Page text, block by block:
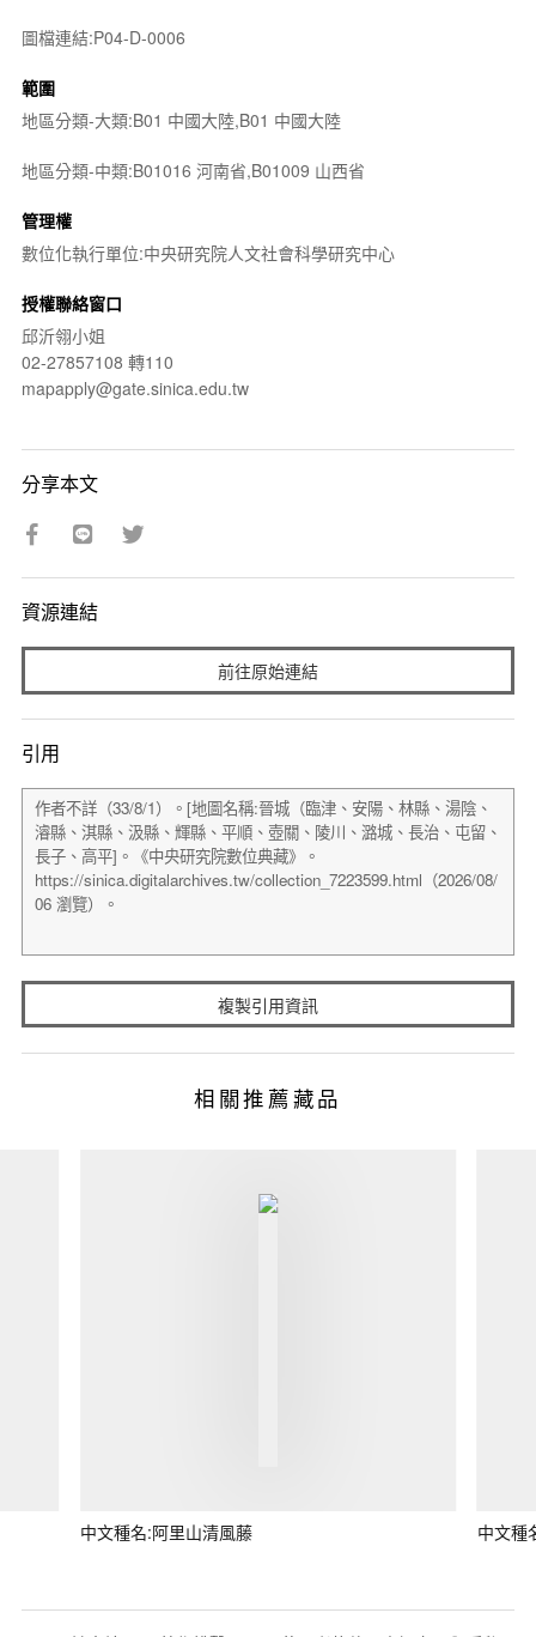
圖檔連結:P04-D-0006
範圍
地區分類-大類:B01 中國大陸,B01 中國大陸
地區分類-中類:B01016 河南省,B01009 山西省
管理權
數位化執行單位:中央研究院人文社會科學研究中心
授權聯絡窗口
邱沂翎小姐
02-27857108 轉110
mapapply@gate.sinica.edu.tw
分享本文
資源連結
前往原始連結
引用
複製引用資訊
相關推薦藏品
中文種名:阿里山清風藤 中文種